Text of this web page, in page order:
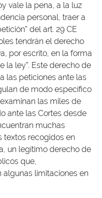
vale la pena, a la luz
personal, traer a
del art. 29 CE
tendrán el derecho
por escrito, en la forma
la ley”. Este derecho de
las peticiones ante las
de modo específico
las miles de
ante las Cortes desde
muchas
textos recogidos en
un legítimo derecho de
que,
limitaciones en